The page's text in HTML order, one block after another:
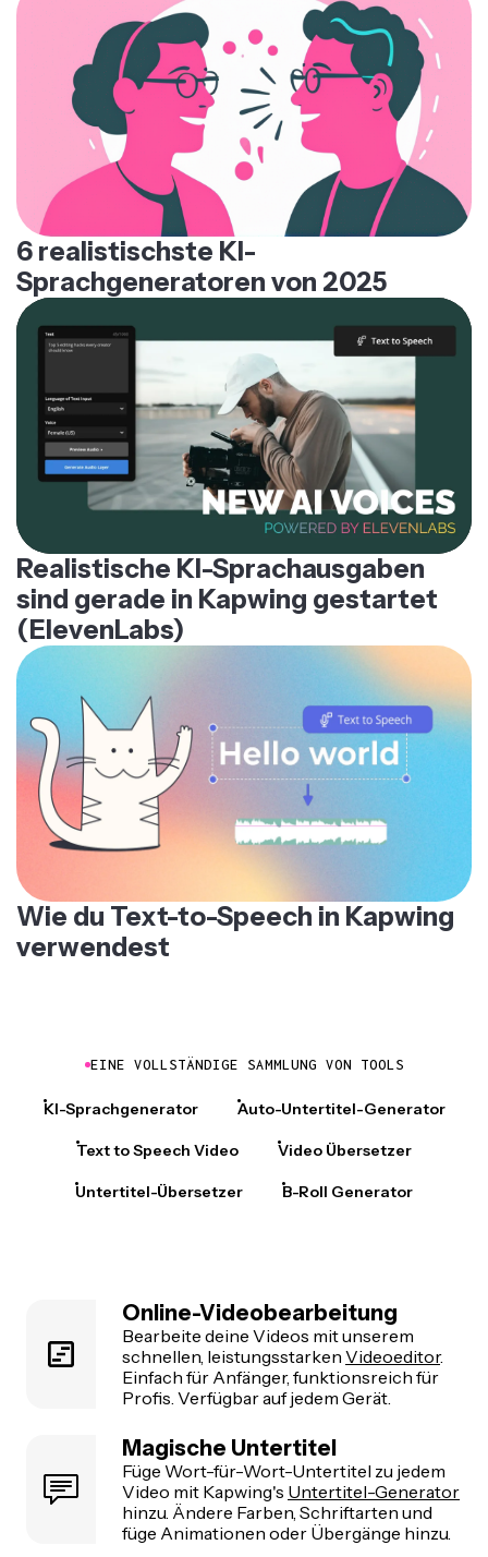
6 realistischste KI-
Sprachgeneratoren von 2025
Realistische KI-Sprachausgaben
sind gerade in Kapwing gestartet
(ElevenLabs)
Wie du Text-to-Speech in Kapwing
verwendest
EINE VOLLSTÄNDIGE SAMMLUNG VON TOOLS
KI-Sprachgenerator Auto-Untertitel-Generator
Text to Speech Video Video Übersetzer
Untertitel-Übersetzer B-Roll Generator
Online-Videobearbeitung
Bearbeite deine Videos mit unserem
schnellen, leistungsstarken Videoeditor.
Einfach für Anfänger, funktionsreich für
Profis. Verfügbar auf jedem Gerät.
Magische Untertitel
Füge Wort-für-Wort-Untertitel zu jedem
Video mit Kapwing's Untertitel-Generator
hinzu. Ändere Farben, Schriftarten und
füge Animationen oder Übergänge hinzu.